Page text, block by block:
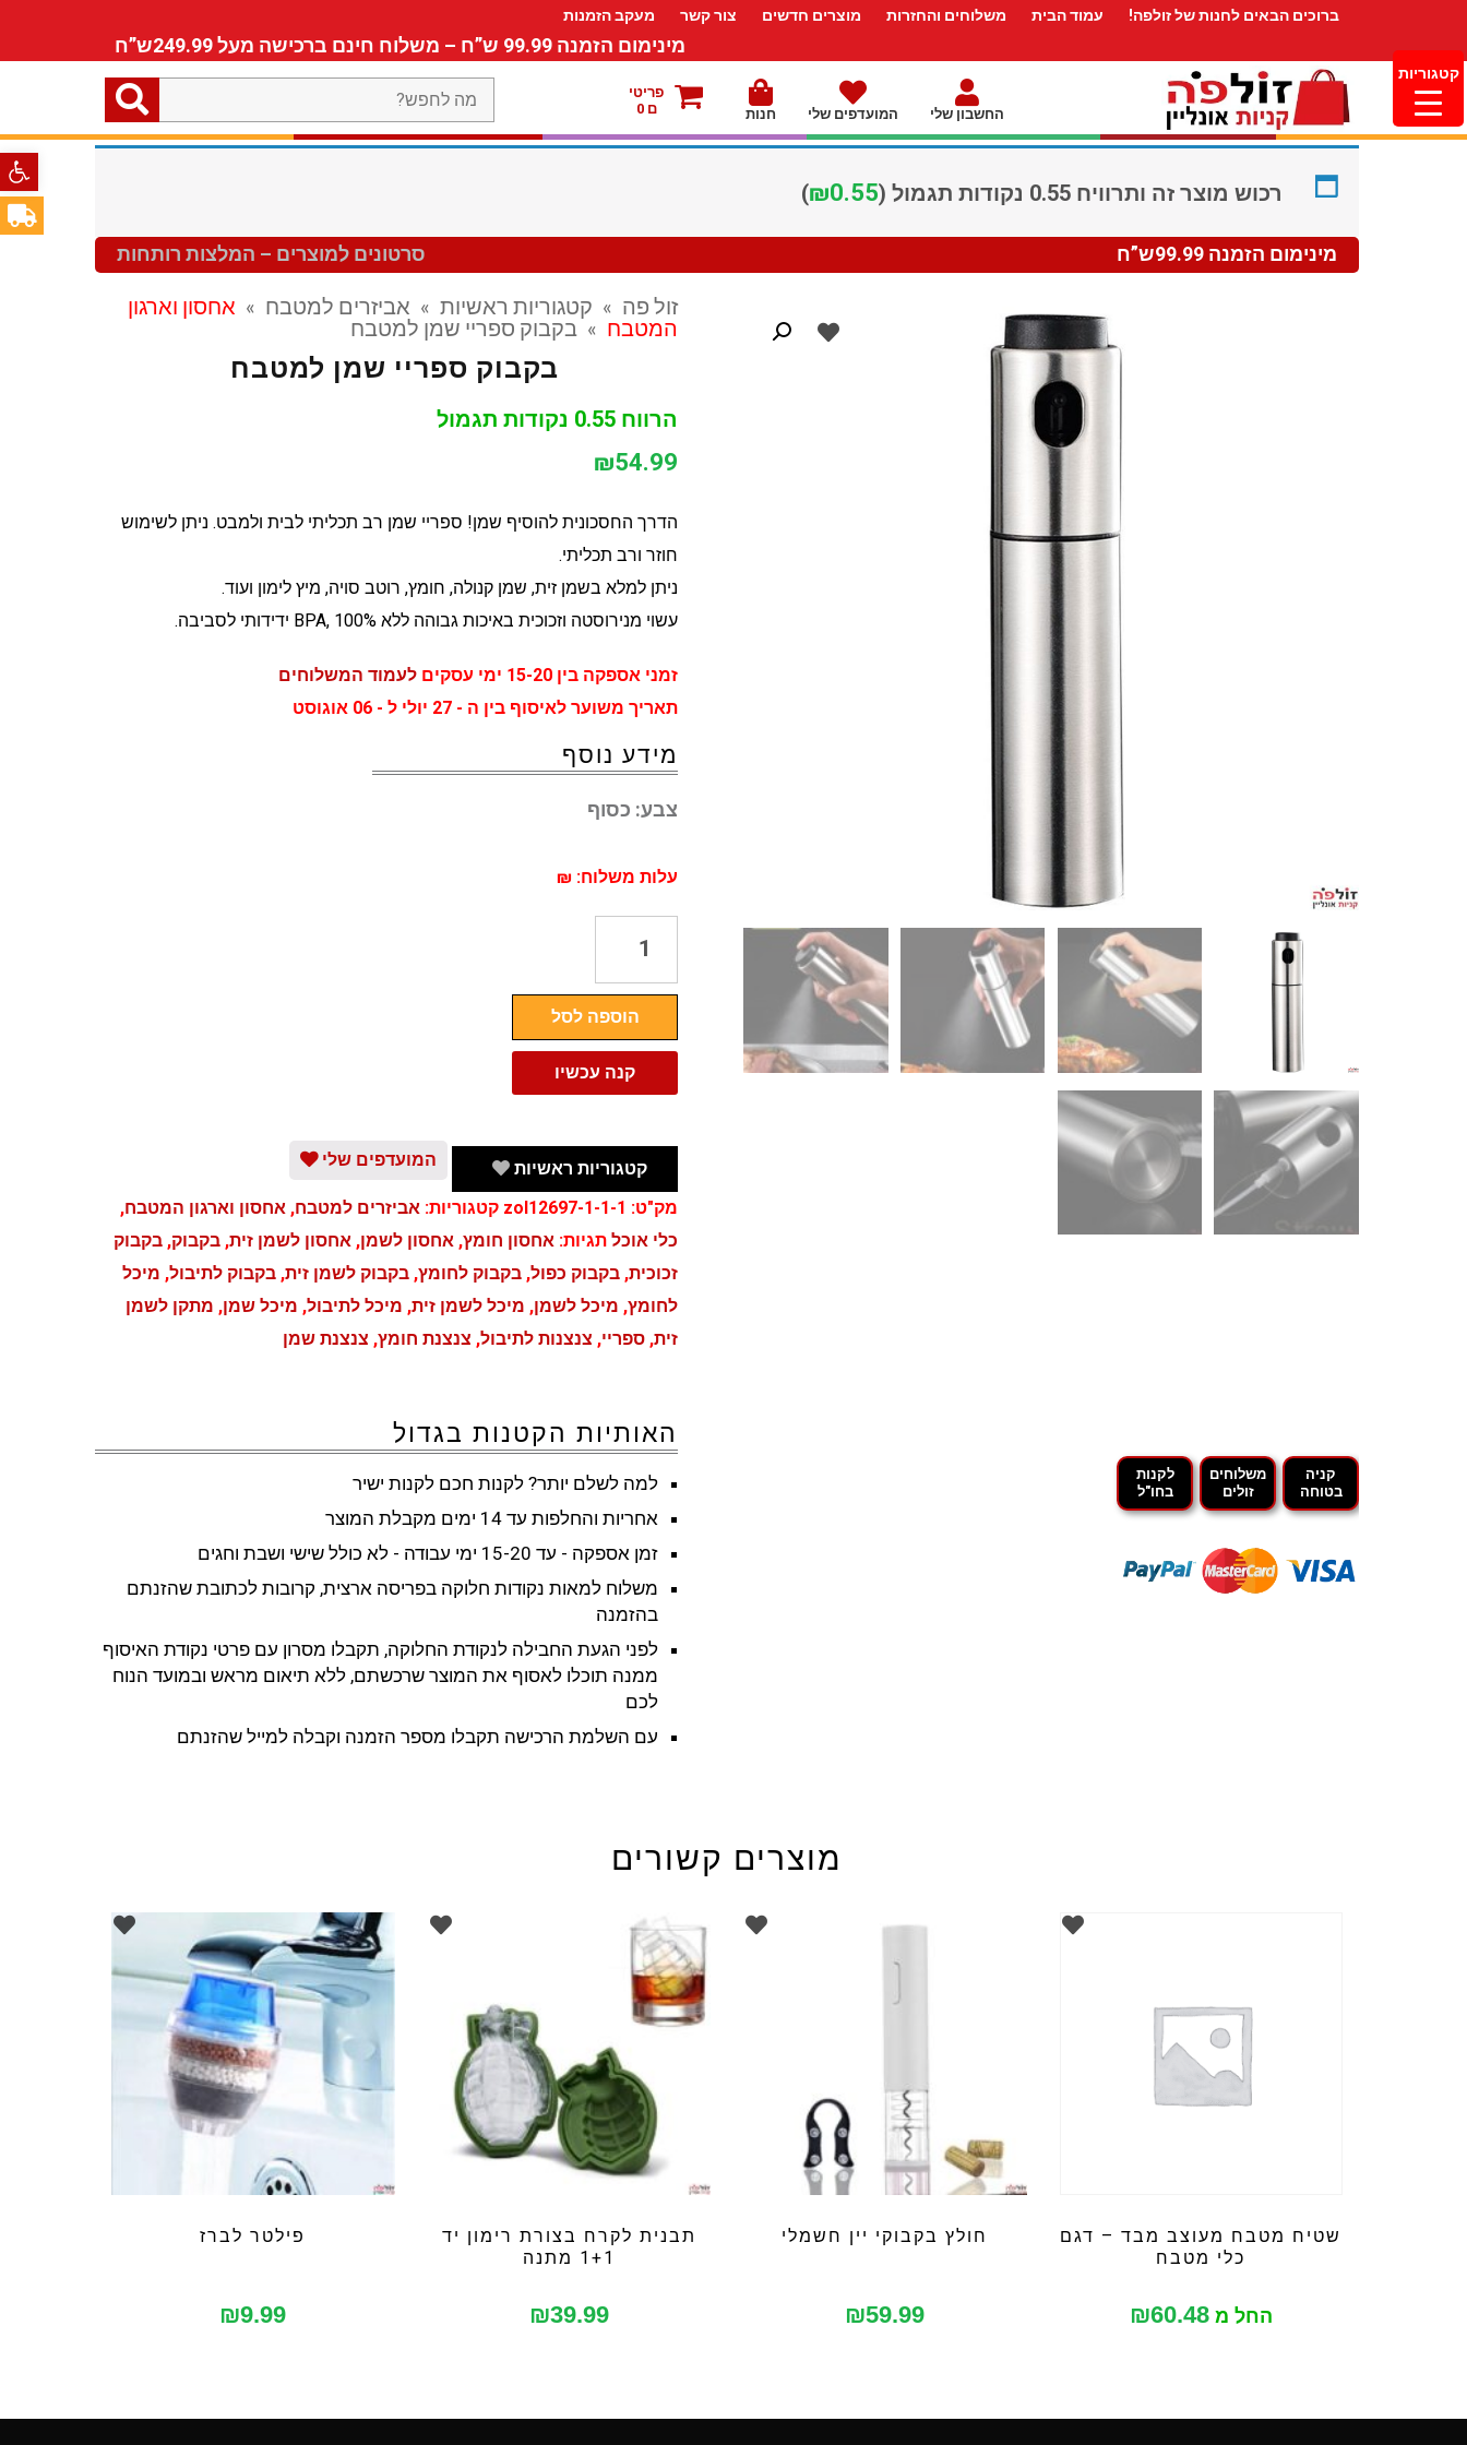
פתח
ברוכים הבאים לחנות של זולפה! עמוד הבית משלוחים והחזרות מוצרים חדשים צור קשר מעקב הזמנות
מינימום הזמנה 99.99 ש”ח – משלוח חינם ברכישה מעל 249.99ש”ח
החשבון שלי המועדפים שלי חנות
פריטי
ם 0
מה
לחפש?
רכוש מוצר זה ותרוויח 0.55 נקודות תגמול ( ₪0.55
)
מינימום הזמנה 99.99ש”ח סרטונים למוצרים – המלצות רותחות
זול פה » קטגוריות ראשיות » אביזרים למטבח » אחסון וארגון
המטבח » בקבוק ספריי שמן למטבח
בקבוק ספריי שמן למטבח
הרווח 0.55 נקודות תגמול
₪54.99
הדרך החסכונית להוסיף שמן! ספריי שמן רב תכליתי לבית ולמבט. ניתן לשימוש
חוזר ורב תכליתי.
ניתן למלא בשמן זית, שמן קנולה, חומץ, רוטב סויה, מיץ לימון ועוד.
עשוי מנירוסטה וזכוכית באיכות גבוהה ללא BPA, 100% ידידותי לסביבה.
זמני אספקה בין 15-20 ימי עסקים
לעמוד המשלוחים
תאריך משוער לאיסוף בין ה - 27 יולי ל - 06 אוגוסט
מידע נוסף
צבע: כסוף
עלות משלוח: ₪
בקבוק
ספריי
למטבח
הוספה לסל
קנה עכשיו
קטגוריות ראשיות המועדפים שלי
מק"ט: zol12697-1-1-1 קטגוריות: אביזרים למטבח, אחסון וארגון המטבח,
כלי אוכל תגיות: אחסון חומץ, אחסון לשמן, אחסון לשמן זית, בקבוק, בקבוק
זכוכית, בקבוק כפול, בקבוק לחומץ, בקבוק לשמן זית, בקבוק לתיבול, מיכל
לחומץ, מיכל לשמן, מיכל לשמן זית, מיכל לתיבול, מיכל שמן, מתקן לשמן
זית, ספריי, צנצנות לתיבול, צנצנת חומץ, צנצנת שמן
האותיות הקטנות בגדול
למה לשלם יותר? לקנות חכם לקנות ישיר
אחריות והחלפות עד 14 ימים מקבלת המוצר
זמן אספקה - עד 15-20 ימי עבודה - לא כולל שישי ושבת וחגים
משלוח למאות נקודות חלוקה בפריסה ארצית, קרובות לכתובת שהזנתם
בהזמנה
לפני הגעת החבילה לנקודת החלוקה, תקבלו מסרון עם פרטי נקודת האיסוף
ממנה תוכלו לאסוף את המוצר שרכשתם, ללא תיאום מראש ובמועד הנוח
לכם
עם השלמת הרכישה תקבלו מספר הזמנה וקבלה למייל שהזנתם
קניה
בטוחה
משלוחים
זולים
לקנות
בחו"ל
מוצרים קשורים
שטיח מטבח מעוצב מבד – דגם
כלי מטבח
החל מ ₪60.48
חולץ בקבוקי יין חשמלי
₪59.99
תבנית לקרח בצורת רימון יד
1+1 מתנה
₪39.99
פילטר לברז
₪9.99
קטגוריות